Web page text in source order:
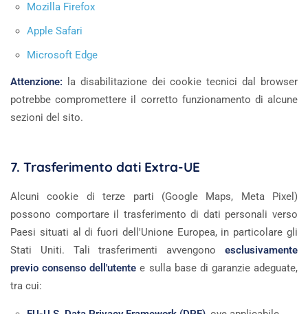
Mozilla Firefox
Apple Safari
Microsoft Edge
Attenzione: la disabilitazione dei cookie tecnici dal browser
potrebbe compromettere il corretto funzionamento di alcune
sezioni del sito.
7. Trasferimento dati Extra-UE
Alcuni cookie di terze parti (Google Maps, Meta Pixel)
possono comportare il trasferimento di dati personali verso
Paesi situati al di fuori dell'Unione Europea, in particolare gli
Stati Uniti. Tali trasferimenti avvengono esclusivamente
previo consenso dell'utente e sulla base di garanzie adeguate,
tra cui: